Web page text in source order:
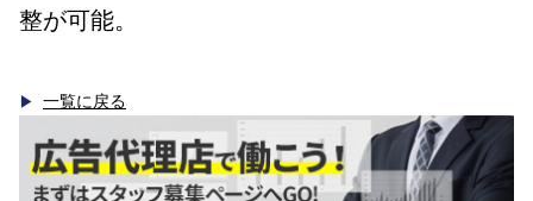
整が可能。
一覧に戻る